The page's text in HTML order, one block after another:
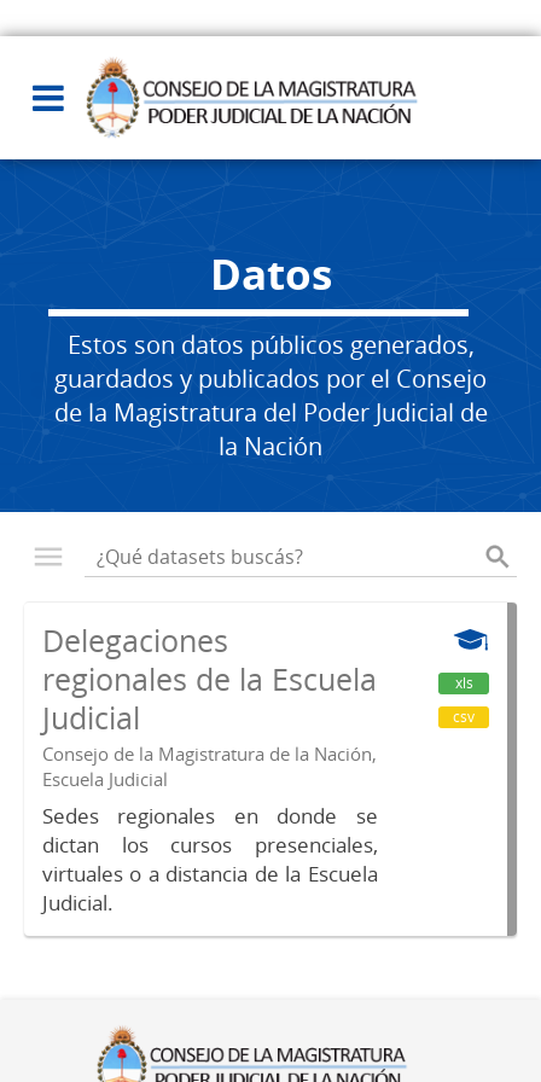
Datos
Estos son datos públicos generados,
guardados y publicados por el Consejo
de la Magistratura del Poder Judicial de
la Nación
Delegaciones
regionales de la Escuela
Judicial
Consejo de la Magistratura de la Nación,
Escuela Judicial
Sedes regionales en donde se
dictan los cursos presenciales,
virtuales o a distancia de la Escuela
Judicial.
xls
csv